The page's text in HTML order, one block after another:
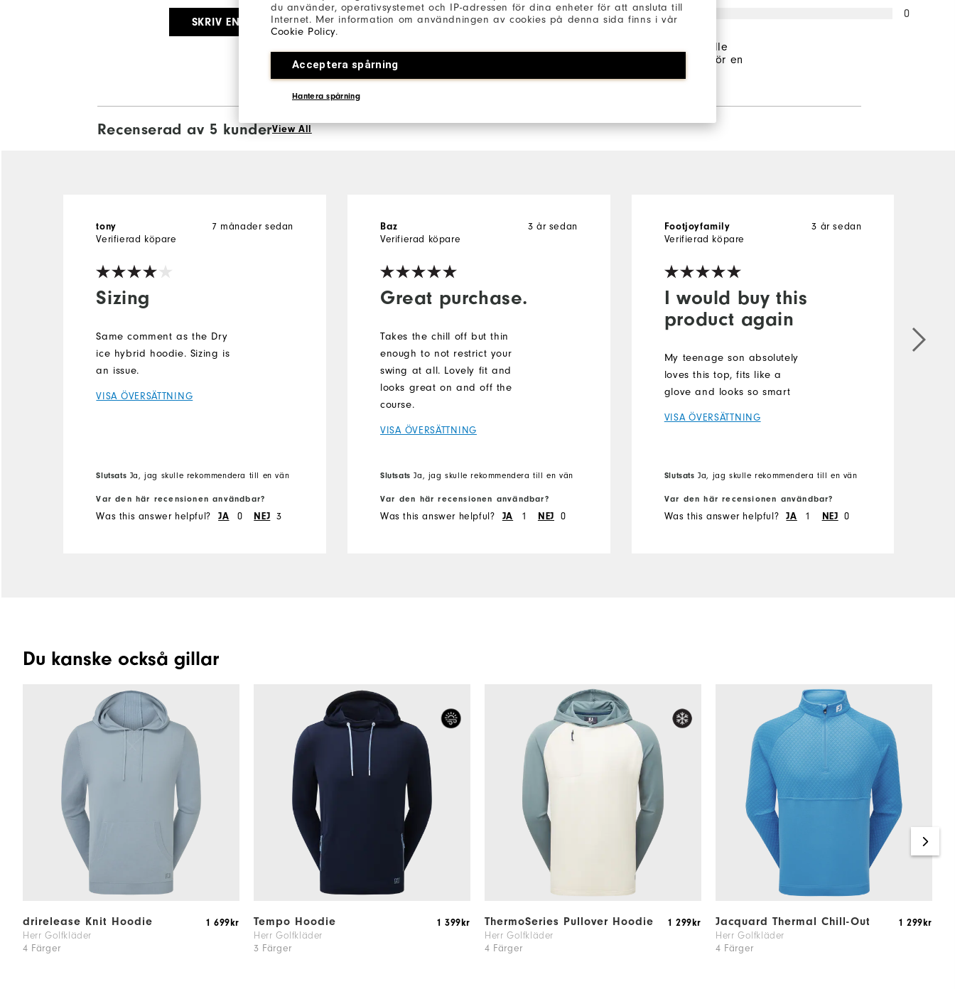
du använder, operativsystemet och IP-adressen för dina enheter för att ansluta till
Internet. Mer information om användningen av cookies på denna sida finns i vår
Cookie Policy.
Acceptera spårning
Hantera spårning
SKRIV EN RECENSION
1 stjärna
0
100%
av alla tillfrågade skulle
rekommendera detta för en
Recenserad av 5 kunderView All
Sizing
7 månader sedan
tony
Verifierad köpare
Same comment as the Dry
ice hybrid hoodie. Sizing is
an issue.
VISA ÖVERSÄTTNING
Slutsats Ja, jag skulle rekommendera till en vän
Var den här recensionen användbar?
Was this answer helpful? JA 0 NEJ 3
Great purchase.
3 år sedan
Baz
Verifierad köpare
Takes the chill off but thin
enough to not restrict your
swing at all. Lovely fit and
looks great on and off the
course.
VISA ÖVERSÄTTNING
Slutsats Ja, jag skulle rekommendera till en vän
Var den här recensionen användbar?
Was this answer helpful? JA 1 NEJ 0
I would buy this
product again
3 år sedan
Footjoyfamily
Verifierad köpare
My teenage son absolutely
loves this top, fits like a
glove and looks so smart
VISA ÖVERSÄTTNING
Slutsats Ja, jag skulle rekommendera till en vän
Var den här recensionen användbar?
Was this answer helpful? JA 1 NEJ 0
Du kanske också gillar
drirelease Knit Hoodie
Herr Golfkläder
4 Färger
1 699kr Tempo Hoodie
Herr Golfkläder
3 Färger
1 399kr ThermoSeries Pullover Hoodie
Herr Golfkläder
4 Färger
1 299kr Jacquard Thermal Chill-Out
Herr Golfkläder
4 Färger
1 299kr